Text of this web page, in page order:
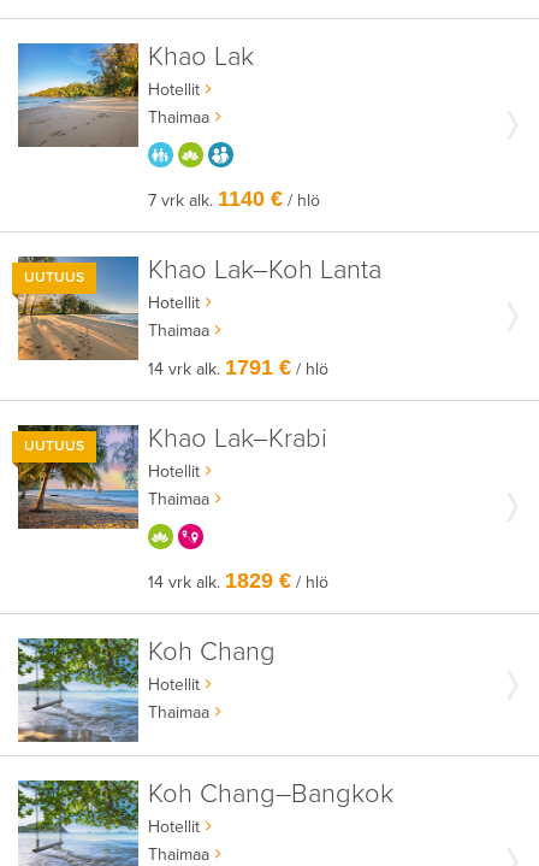
Khao Lak
Hotellit
Thaimaa
PARASTA PERHEELLE
HYVÄÄN OLOON
7 vrk alk. 1140 € / hlö
UUTUUS Khao Lak–Koh Lanta
Hotellit
Thaimaa
14 vrk alk. 1791 € / hlö
UUTUUS Khao Lak–Krabi
Hotellit
Thaimaa
HYVÄÄN OLOON
14 vrk alk. 1829 € / hlö
Koh Chang
Hotellit
Thaimaa
Koh Chang–Bangkok
Hotellit
Thaimaa